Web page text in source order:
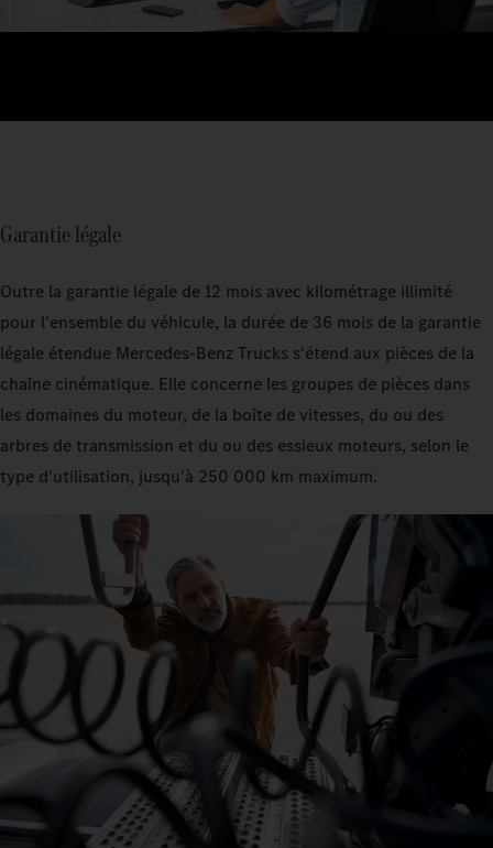
Garantie légale
Outre la garantie légale de 12 mois avec kilométrage illimité
pour l'ensemble du véhicule, la durée de 36 mois de la garantie
légale étendue Mercedes‑Benz Trucks s'étend aux pièces de la
chaîne cinématique. Elle concerne les groupes de pièces dans
les domaines du moteur, de la boîte de vitesses, du ou des
arbres de transmission et du ou des essieux moteurs, selon le
type d'utilisation, jusqu'à 250 000 km maximum.